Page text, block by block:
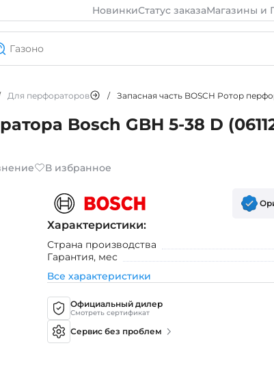
НовинкиСтатус заказаМагазины и
Для перфораторов / Запасная часть BOSCH Ротор
Bosch GBH 5-38 D
В избранное
Характеристики:
Страна производства
Гарантия, мес
Все характеристики
Официальный дилер
Смотреть сертификат
Сервис без проблем